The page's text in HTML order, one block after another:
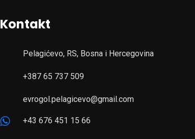
Kontakt
Pelagićevo, RS, Bosna i Hercegovina
+387 65 737 509
evrogol.pelagicevo@gmail.com
+43 676 451 15 66